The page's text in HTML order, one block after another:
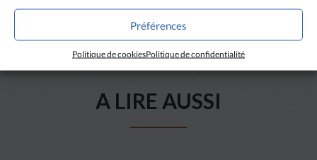
Préférences
Politique de cookiesPolitique de confidentialité
A LIRE AUSSI